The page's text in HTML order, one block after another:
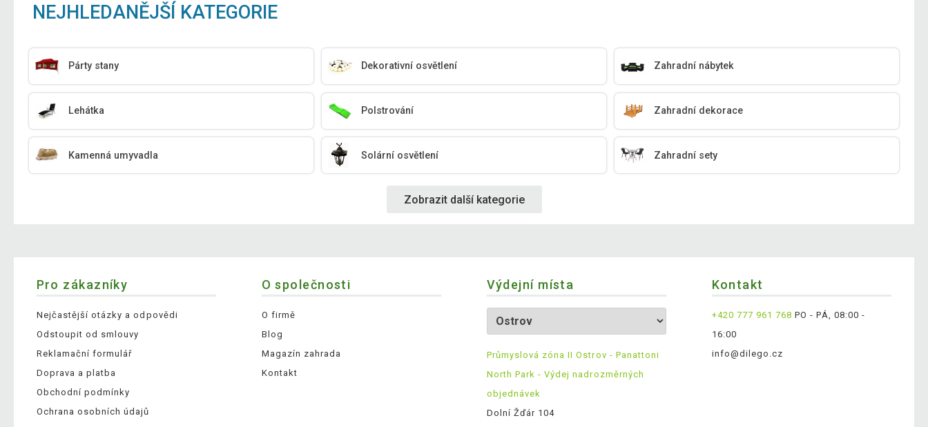
NEJHLEDANĚJŠÍ KATEGORIE
Párty stany Dekorativní osvětlení Zahradní nábytek
Lehátka Polstrování Zahradní dekorace
Kamenná umyvadla Solární osvětlení Zahradní sety
Zobrazit další kategorie
Pro zákazníky
Nejčastější otázky a odpovědi
Odstoupit od smlouvy
Reklamační formulář
Doprava a platba
Obchodní podmínky
Ochrana osobních údajů
O společnosti
O firmě
Blog
Magazín zahrada
Kontakt
Výdejní místa
Průmyslová zóna II Ostrov - Panattoni
North Park - Výdej nadrozměrných
objednávek
Dolní Žďár 104
Kontakt
+420 777 961 768 PO - PÁ, 08:00 -
16:00
info@dilego.cz